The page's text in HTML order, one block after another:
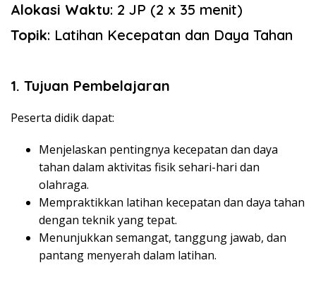
Alokasi Waktu: 2 JP (2 x 35 menit)
Topik: Latihan Kecepatan dan Daya Tahan
1. Tujuan Pembelajaran
Peserta didik dapat:
Menjelaskan pentingnya kecepatan dan daya
tahan dalam aktivitas fisik sehari-hari dan
olahraga.
Mempraktikkan latihan kecepatan dan daya tahan
dengan teknik yang tepat.
Menunjukkan semangat, tanggung jawab, dan
pantang menyerah dalam latihan.